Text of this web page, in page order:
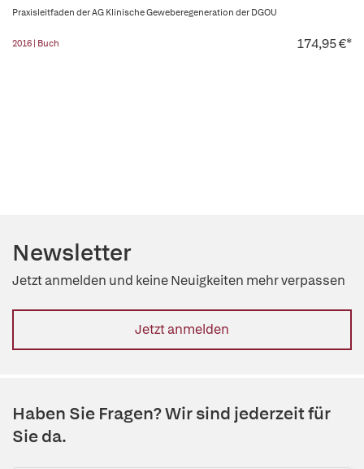
Praxisleitfaden der AG Klinische Geweberegeneration der DGOU
2016 | Buch 174,95 €*
Newsletter
Jetzt anmelden und keine Neuigkeiten mehr verpassen
Jetzt anmelden
Haben Sie Fragen? Wir sind jederzeit für
Sie da.